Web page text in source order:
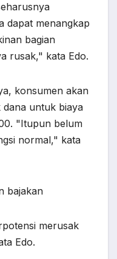
dapat menangkap
bagian
rusak," kata Edo.
konsumen akan
untuk biaya
"Itupun belum
normal," kata
bajakan
merusak
Edo.